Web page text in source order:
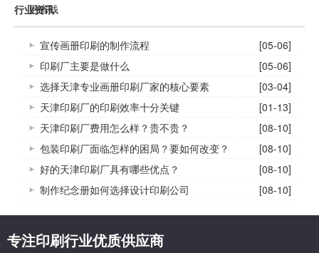
更省钱
行业资讯
宣传画册印刷的制作流程
[05-06]
印刷厂主要是做什么
[05-06]
选择天津专业画册印刷厂家的核心要素
[03-04]
天津印刷厂的印刷效率十分关键
[01-13]
天津印刷厂费用怎么样？贵不贵？
[08-10]
包装印刷厂面临怎样的困局？要如何改变？
[08-10]
好的天津印刷厂具有哪些优点？
[08-10]
制作纪念册如何选择设计印刷公司
[08-10]
专注印刷行业优质供应商